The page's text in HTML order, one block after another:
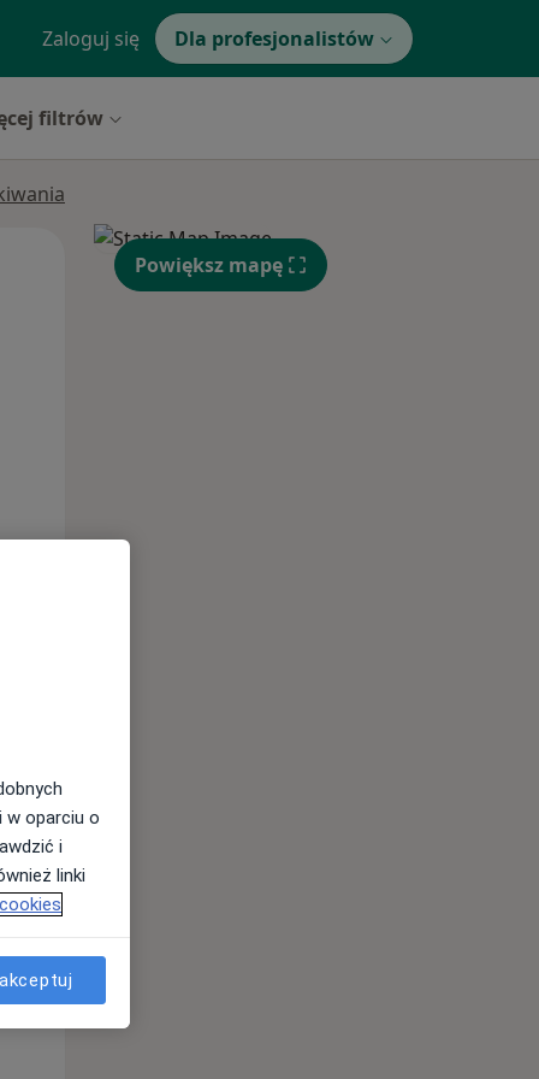
Zaloguj się Dla profesjonalistów
filtrów
Wt, Śr,
Pon,
Powiększ mapę
w oparciu o
i
linki